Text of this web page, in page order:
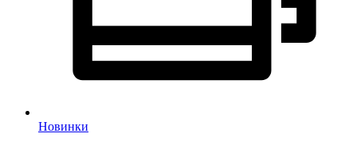
Новинки